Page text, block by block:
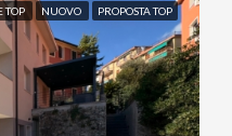
TOP NUOVO PROPOSTA TOP